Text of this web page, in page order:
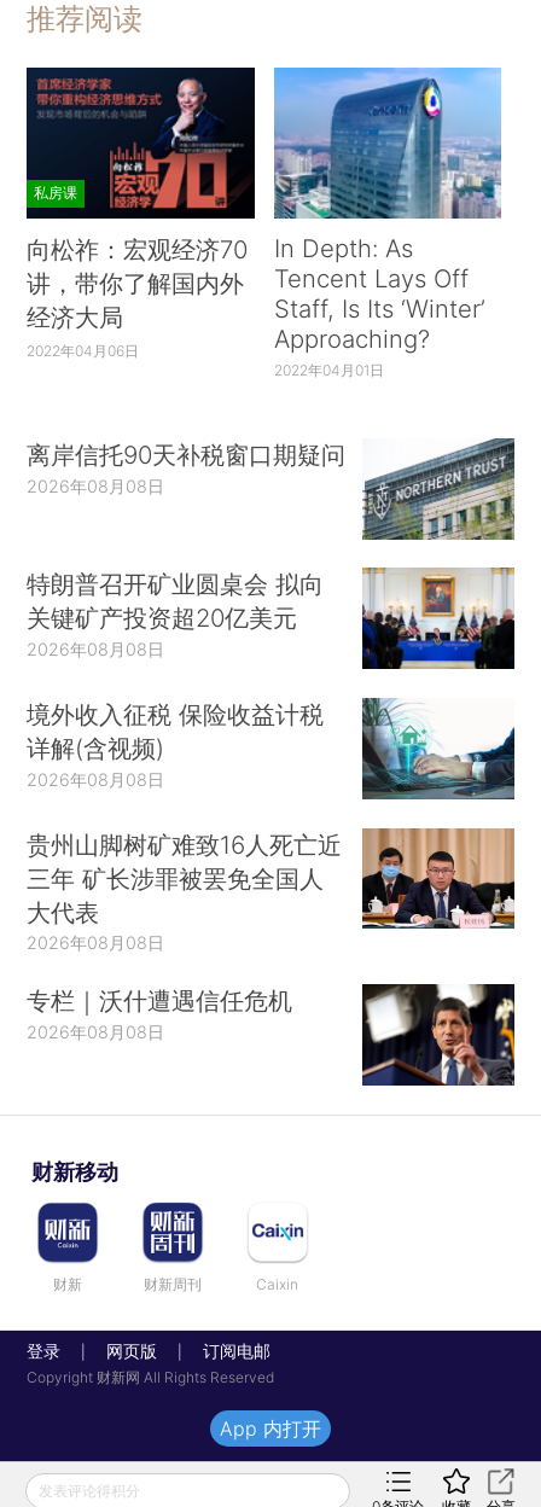
推荐阅读
私房课
向松祚：宏观经济70
讲，带你了解国内外
经济大局
2022年04月06日
In Depth: As
Tencent Lays Off
Staff, Is Its ‘Winter’
Approaching?
2022年04月01日
离岸信托90天补税窗口期疑问
2026年08月08日
特朗普召开矿业圆桌会 拟向
关键矿产投资超20亿美元
2026年08月08日
境外收入征税 保险收益计税
详解(含视频)
2026年08月08日
贵州山脚树矿难致16人死亡近
三年 矿长涉罪被罢免全国人
大代表
2026年08月08日
专栏｜沃什遭遇信任危机
2026年08月08日
财新移动
财新 财新周刊 Caixin
登录 网页版 订阅电邮
Copyright 财新网 All Rights Reserved
发表评论得积分
App 内打开